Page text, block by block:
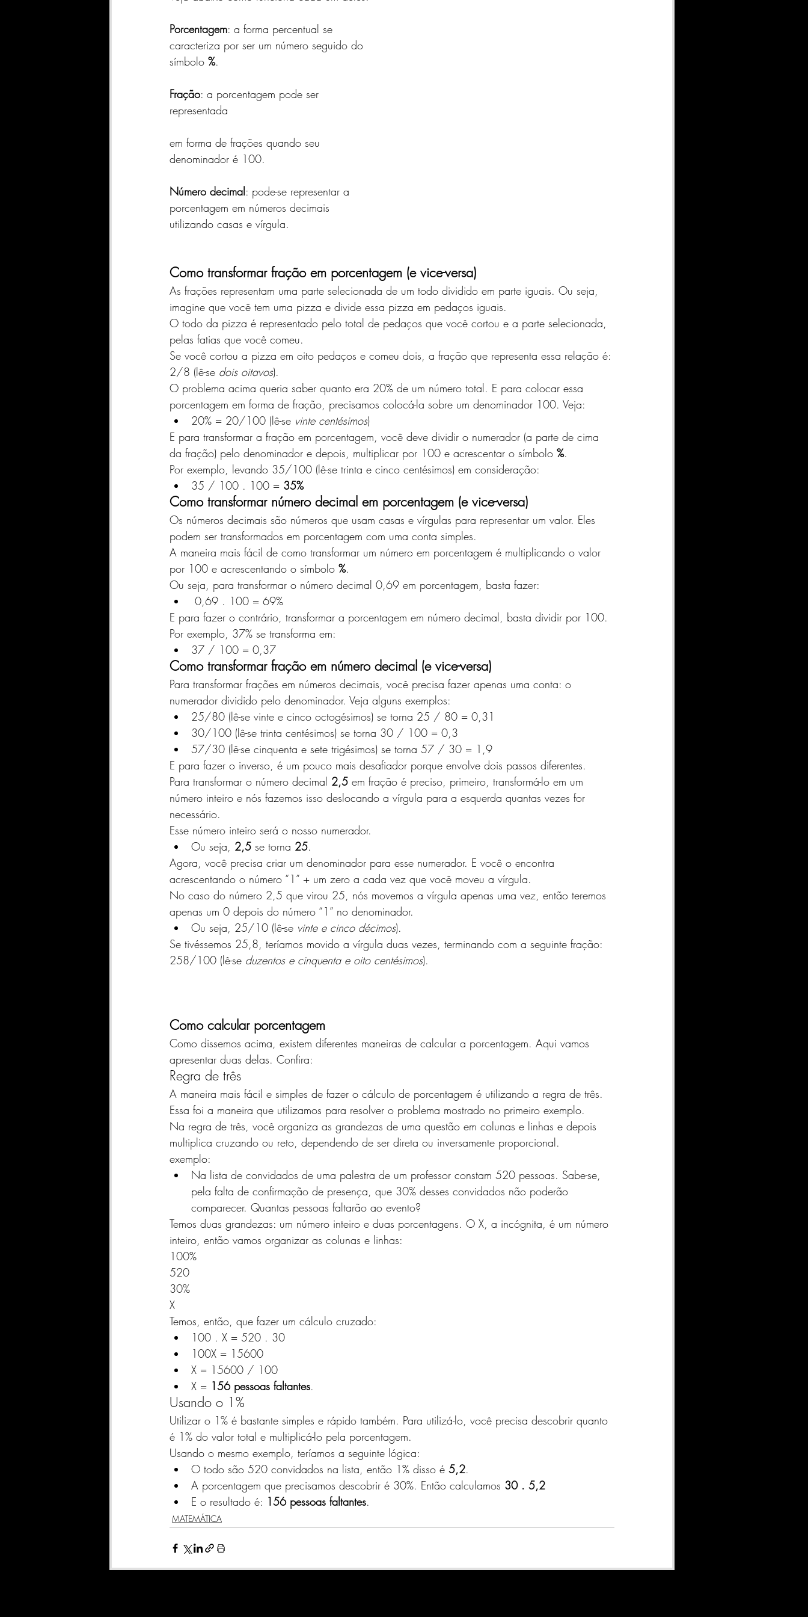
SharePoint INDICADORES e MÉTRICAS JAVASCRIPT
Qlik Sense AWS MicroPython e Raspberry
DATASCIENCE FABRIC
Porcentagem: a forma percentual se
caracteriza por ser um número seguido do
símbolo %.
Fração: a porcentagem pode ser
representada
em forma de frações quando seu
denominador é 100.
Número decimal: pode-se representar a
porcentagem em números decimais
utilizando casas e vírgula.
Como transformar fração em porcentagem (e vice-versa)
As frações representam uma parte selecionada de um todo dividido em parte iguais. Ou seja,
imagine que você tem uma pizza e divide essa pizza em pedaços iguais.
O todo da pizza é representado pelo total de pedaços que você cortou e a parte selecionada,
pelas fatias que você comeu.
Se você cortou a pizza em oito pedaços e comeu dois, a fração que representa essa relação é:
2/8 (lê-se dois oitavos).
O problema acima queria saber quanto era 20% de um número total. E para colocar essa
porcentagem em forma de fração, precisamos colocá-la sobre um denominador 100. Veja:
20% = 20/100 (lê-se vinte centésimos)
E para transformar a fração em porcentagem, você deve dividir o numerador (a parte de cima
da fração) pelo denominador e depois, multiplicar por 100 e acrescentar o símbolo %.
Por exemplo, levando 35/100 (lê-se trinta e cinco centésimos) em consideração:
35 / 100 . 100 = 35%
Como transformar número decimal em porcentagem (e vice-versa)
Os números decimais são números que usam casas e vírgulas para representar um valor. Eles
podem ser transformados em porcentagem com uma conta simples.
A maneira mais fácil de como transformar um número em porcentagem é multiplicando o valor
por 100 e acrescentando o símbolo %.
Ou seja, para transformar o número decimal 0,69 em porcentagem, basta fazer:
0,69 . 100 = 69%
E para fazer o contrário, transformar a porcentagem em número decimal, basta dividir por 100.
Por exemplo, 37% se transforma em:
37 / 100 = 0,37
Como transformar fração em número decimal (e vice-versa)
Para transformar frações em números decimais, você precisa fazer apenas uma conta: o
numerador dividido pelo denominador. Veja alguns exemplos:
25/80 (lê-se vinte e cinco octogésimos) se torna 25 / 80 = 0,31
30/100 (lê-se trinta centésimos) se torna 30 / 100 = 0,3
57/30 (lê-se cinquenta e sete trigésimos) se torna 57 / 30 = 1,9
E para fazer o inverso, é um pouco mais desafiador porque envolve dois passos diferentes.
Para transformar o número decimal 2,5 em fração é preciso, primeiro, transformá-lo em um
número inteiro e nós fazemos isso deslocando a vírgula para a esquerda quantas vezes for
necessário.
Esse número inteiro será o nosso numerador.
Ou seja, 2,5 se torna 25.
Agora, você precisa criar um denominador para esse numerador. E você o encontra
acrescentando o número “1” + um zero a cada vez que você moveu a vírgula.
No caso do número 2,5 que virou 25, nós movemos a vírgula apenas uma vez, então teremos
apenas um 0 depois do número “1” no denominador.
Ou seja, 25/10 (lê-se vinte e cinco décimos).
Se tivéssemos 25,8, teríamos movido a vírgula duas vezes, terminando com a seguinte fração:
258/100 (lê-se duzentos e cinquenta e oito centésimos).
Como calcular porcentagem
Como dissemos acima, existem diferentes maneiras de calcular a porcentagem. Aqui vamos
apresentar duas delas. Confira:
Regra de três
A maneira mais fácil e simples de fazer o cálculo de porcentagem é utilizando a regra de três.
Essa foi a maneira que utilizamos para resolver o problema mostrado no primeiro exemplo.
Na regra de três, você organiza as grandezas de uma questão em colunas e linhas e depois
multiplica cruzando ou reto, dependendo de ser direta ou inversamente proporcional.
exemplo:
Na lista de convidados de uma palestra de um professor constam 520 pessoas. Sabe-se,
pela falta de confirmação de presença, que 30% desses convidados não poderão
comparecer. Quantas pessoas faltarão ao evento?
Temos duas grandezas: um número inteiro e duas porcentagens. O X, a incógnita, é um número
inteiro, então vamos organizar as colunas e linhas:
100%
520
30%
X
Temos, então, que fazer um cálculo cruzado:
100 . X = 520 . 30
100X = 15600
X = 15600 / 100
X = 156 pessoas faltantes.
Usando o 1%
Utilizar o 1% é bastante simples e rápido também. Para utilizá-lo, você precisa descobrir quanto
é 1% do valor total e multiplicá-lo pela porcentagem.
Usando o mesmo exemplo, teríamos a seguinte lógica:
O todo são 520 convidados na lista, então 1% disso é 5,2.
A porcentagem que precisamos descobrir é 30%. Então calculamos 30 . 5,2
E o resultado é: 156 pessoas faltantes.
MATEMÁTICA